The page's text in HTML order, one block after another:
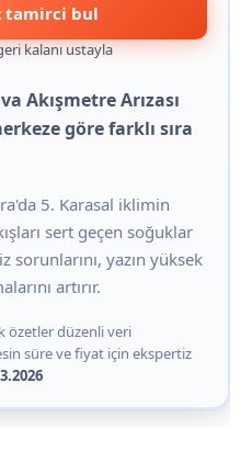
tamirci bul
kalanı ustayla
Akışmetre Arızası
göre farklı sıra
5. Karasal iklimin
sert geçen soğuklar
yazın yüksek
artırır.
özetler düzenli veri
süre ve fiyat için ekspertiz